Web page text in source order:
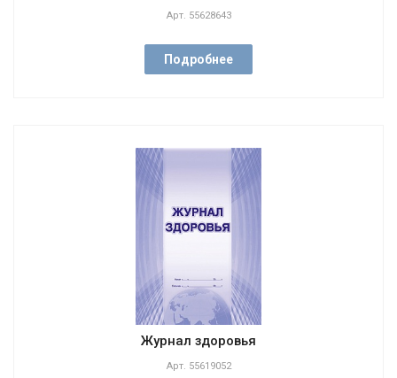
Арт. 55628643
Подробнее
Журнал здоровья
Арт. 55619052